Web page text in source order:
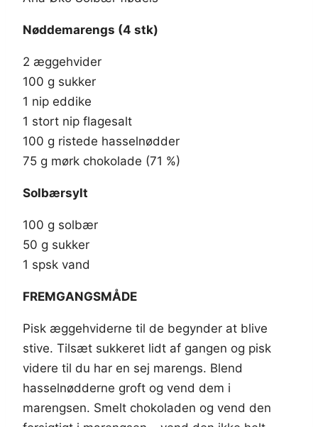
Nøddemarengs (4 stk)
2 æggehvider
100 g sukker
1 nip eddike
1 stort nip flagesalt
100 g ristede hasselnødder
75 g mørk chokolade (71 %)
Solbærsylt
100 g solbær
50 g sukker
1 spsk vand
FREMGANGSMÅDE
Pisk æggehviderne til de begynder at blive
stive. Tilsæt sukkeret lidt af gangen og pisk
videre til du har en sej marengs. Blend
hasselnødderne groft og vend dem i
marengsen. Smelt chokoladen og vend den